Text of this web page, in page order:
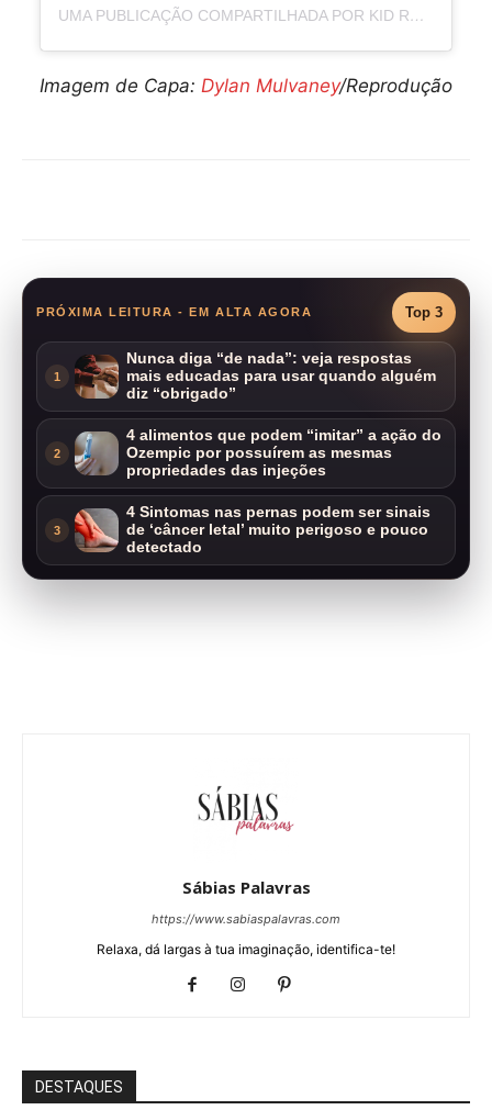
UMA PUBLICAÇÃO COMPARTILHADA POR KID ROCK (@KIDROCK)
Imagem de Capa: Dylan Mulvaney/Reprodução
PRÓXIMA LEITURA - EM ALTA AGORA Top 3
1
Nunca diga “de nada”: veja respostas
mais educadas para usar quando alguém
diz “obrigado”
2
4 alimentos que podem “imitar” a ação do
Ozempic por possuírem as mesmas
propriedades das injeções
3
4 Sintomas nas pernas podem ser sinais
de ‘câncer letal’ muito perigoso e pouco
detectado
Sábias Palavras
https://www.sabiaspalavras.com
Relaxa, dá largas à tua imaginação, identifica-te!
DESTAQUES